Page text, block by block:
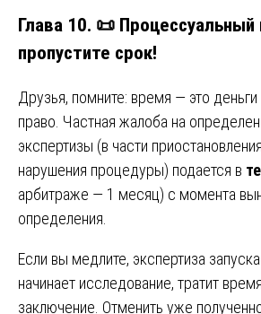
Глава 10. 📜 Процессуальный
пропустите срок!
Друзья, помните: время — это
право. Частная жалоба на
экспертизы (в части
нарушения процедуры) подается в
арбитраже — 1 месяц) с момента
определения.
Если вы медлите, экспертиза
начинает исследование, тратит
заключение. Отменить уже